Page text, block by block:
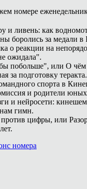
номере
и ливень: как
боролись за медали
о реакции на
ожидала".
побольше", или О чём
за подготовку теракта.
спорта в
и родители
и нейросети:
гимн.
цифры, или
номера